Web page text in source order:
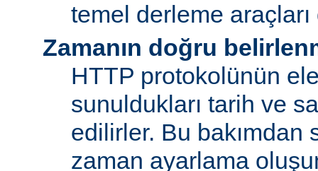
temel derleme araçları
Zamanın doğru
HTTP protokolünün
sunuldukları tarih ve
edilirler. Bu bakımdan
zaman ayarlama